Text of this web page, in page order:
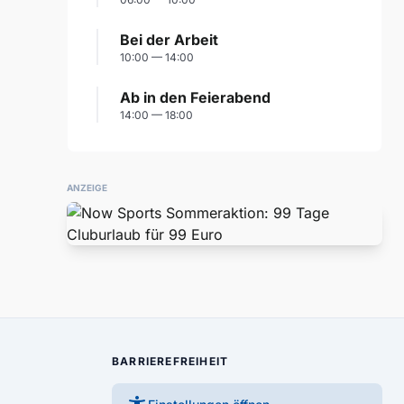
Bei der Arbeit
10:00 — 14:00
Ab in den Feierabend
14:00 — 18:00
ANZEIGE
BARRIEREFREIHEIT